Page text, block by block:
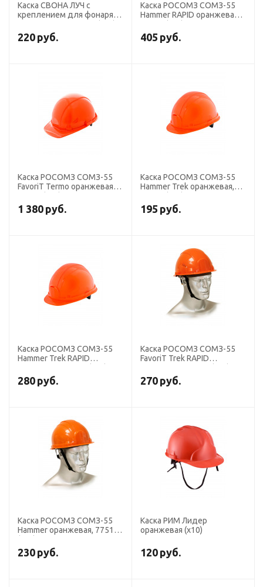
Каска СВОНА ЛУЧ с
креплением для фонаря
220 руб.
Каска РОСОМЗ СОМЗ-55
Hammer RAPID оранжевая,
405 руб.
Каска РОСОМЗ СОМЗ-55
FavoriT Termo оранжевая,
1 380 руб.
Каска РОСОМЗ СОМЗ-55
Hammer Trek оранжевая,
195 руб.
Каска РОСОМЗ СОМЗ-55
Hammer Trek RAPID
280 руб.
Каска РОСОМЗ СОМЗ-55
FavoriТ Trek RAPID
270 руб.
Каска РОСОМЗ СОМЗ-55
Hammer оранжевая, 77514
230 руб.
Каска РИМ Лидер
оранжевая (х10)
120 руб.